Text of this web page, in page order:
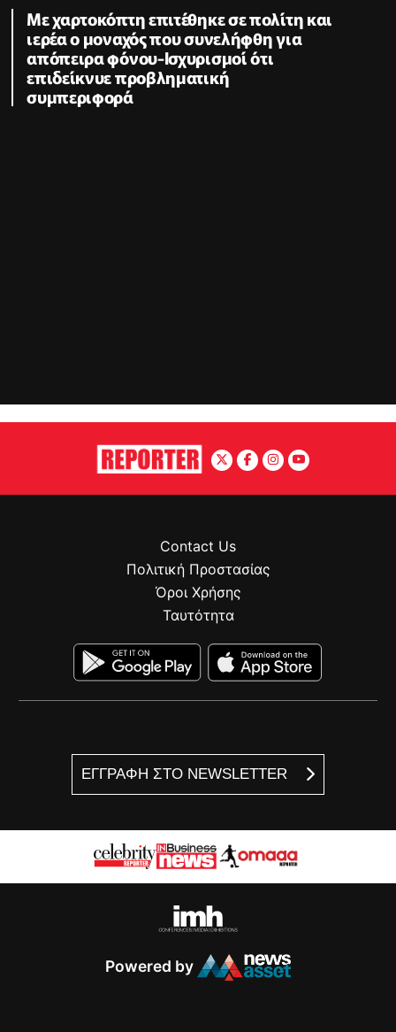
Με χαρτοκόπτη επιτέθηκε σε πολίτη και
ιερέα ο μοναχός που συνελήφθη για
απόπειρα φόνου-Ισχυρισμοί ότι
επιδείκνυε προβληματική
συμπεριφορά
ΕΓΓΡΑΦΗ ΣΤΟ NEWSLETTER
Contact Us
Πολιτική Προστασίας
Όροι Χρήσης
Ταυτότητα
Powered by